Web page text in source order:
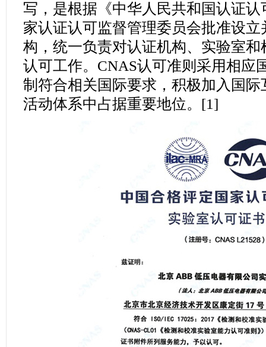
写，是根据《中华人民共和国认证
家认证认可监督管理委员会批准设
构，统一负责对认证机构、实验室
认可工作。CNAS认可准则采用相应
制符合相关国际要求，积极加入国
活动体系中占据重要地位。[1]